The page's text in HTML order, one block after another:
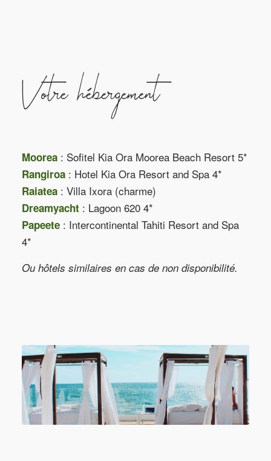
Votre hébergement
Moorea: Sofitel Kia Ora Moorea Beach Resort 5*
Rangiroa: Hotel Kia Ora Resort and Spa 4*
Raiatea: Villa Ixora (charme)
Dreamyacht: Lagoon 620 4*
Papeete: Intercontinental Tahiti Resort and Spa
4*
Ou hôtels similaires en cas de non disponibilité.